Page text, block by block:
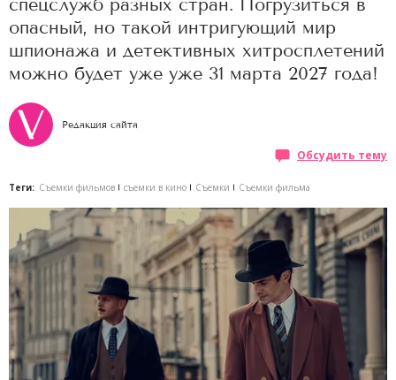
спецслужб разных стран. Погрузиться в
опасный, но такой интригующий мир
шпионажа и детективных хитросплетений
можно будет уже уже 31 марта 2027 года!
Редакция сайта
Обсудить тему
Теги: Съемки фильмов съемки в кино Съемки Съемки фильма